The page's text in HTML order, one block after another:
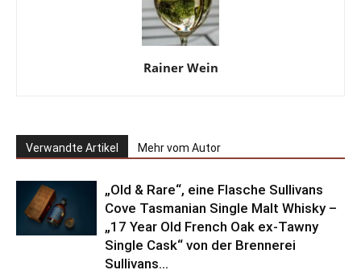
Rainer Wein
Verwandte Artikel Mehr vom Autor
„Old & Rare“, eine Flasche Sullivans
Cove Tasmanian Single Malt Whisky –
„17 Year Old French Oak ex-Tawny
Single Cask“ von der Brennerei
Sullivans...